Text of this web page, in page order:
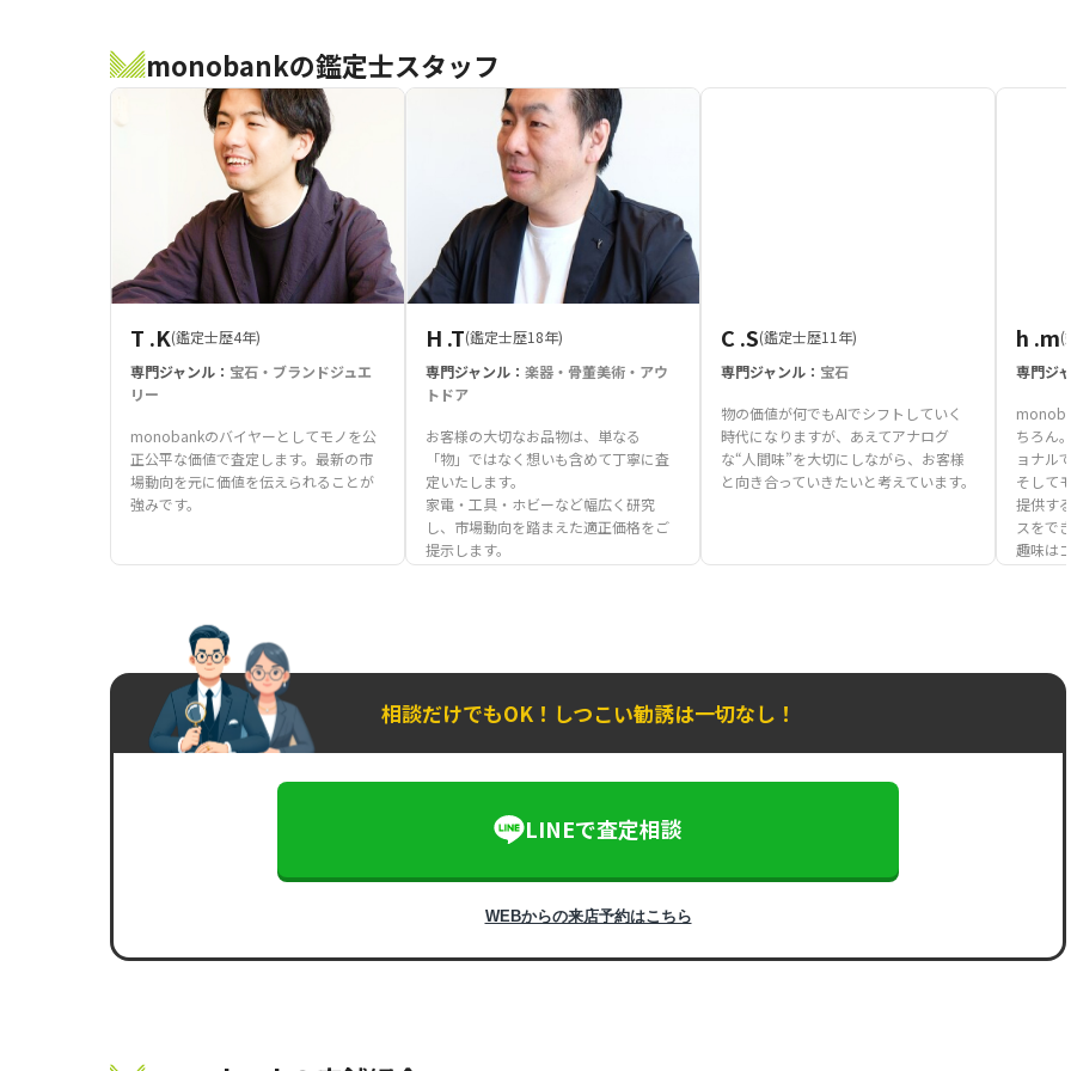
monobankの鑑定士スタッフ
T .K(鑑定士歴4年)
専門ジャンル： 宝石・ブランドジュエ
リー
monobankのバイヤーとしてモノを公
正公平な価値で査定します。最新の市
場動向を元に価値を伝えられることが
強みです。
H .T(鑑定士歴18年)
専門ジャンル： 楽器・骨董美術・アウ
トドア
お客様の大切なお品物は、単なる
「物」ではなく想いも含めて丁寧に査
定いたします。
家電・工具・ホビーなど幅広く研究
し、市場動向を踏まえた適正価格をご
提示します。
C .S(鑑定士歴11年)
専門ジャンル： 宝石
物の価値が何でもAIでシフトしていく
時代になりますが、あえてアナログ
な“人間味”を大切にしながら、お客様
と向き合っていきたいと考えています。
h .m(
専門ジャ
ちろん
ョナルで
そして
提供す
スをで
趣味は
相談だけでもOK！しつこい勧誘は一切なし！
LINEで査定相談
WEBからの来店予約はこちら